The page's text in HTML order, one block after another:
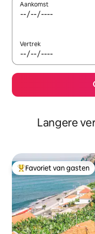
Aankomst
Vertrek
Langere
Topfavoriet van gasten
Favoriet van gasten